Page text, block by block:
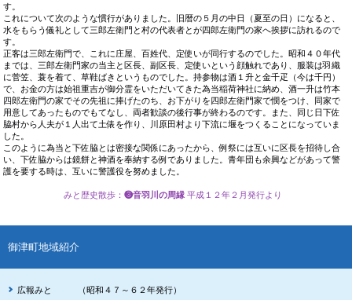
す。
これについて次のような慣行がありました。旧暦の５月の中日（夏至の日）になると、
水をもらう儀礼として三郎左衛門と村の代表者とが四郎左衛門の家へ挨拶に訪れるので
す。
正客は三郎左衛門で、これに庄屋、百姓代、定使いが同行するのでした。昭和４０年代
までは、三郎左衛門家の当主と区長、副区長、定使いという顔触れであり、服装は羽織
に菅笠、蓑を着て、草鞋ばきというものでした。持参物は酒１升と金千疋（今は千円）
で、お金の方は始祖重吉が御分霊をいただいてきた為当稲荷神社に納め、酒一升は竹本
四郎左衛門の家でその先祖に捧げたのち、お下がりを四郎左衛門家で憫をつけ、同家で
用意してあったものでもてなし、両者歓談の後行事が終わるのです。また、同じ日下佐
脇村から人夫が１人出て土俵を作り、川原田村より下流に堰をつくることになっていま
した。
このように為当と下佐脇とは密接な関係にあったから、例祭には互いに区長を招待し合
い、下佐脇からは鏡餅と神酒を奉納する例でありました。青年団も余興などがあって警
護を要する時は、互いに警護役を努めました。
みと歴史散歩 ：❸音羽川の周縁 平成１２年２月発行より
御津町地域紹介
広報みと （昭和４７～６２年発行）